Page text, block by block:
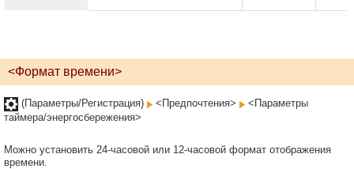
<Формат времени>
(Параметры/Регистрация) <Предпочтения>
<Параметры
таймера/энергосбережения>
Можно установить 24-часовой или 12-часовой формат отображения
времени.